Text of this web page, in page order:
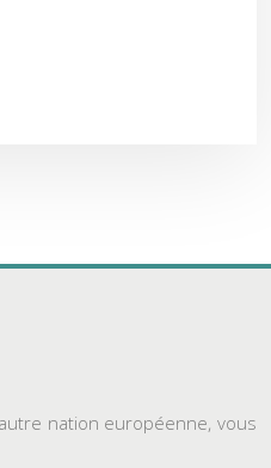
nation européenne, vous